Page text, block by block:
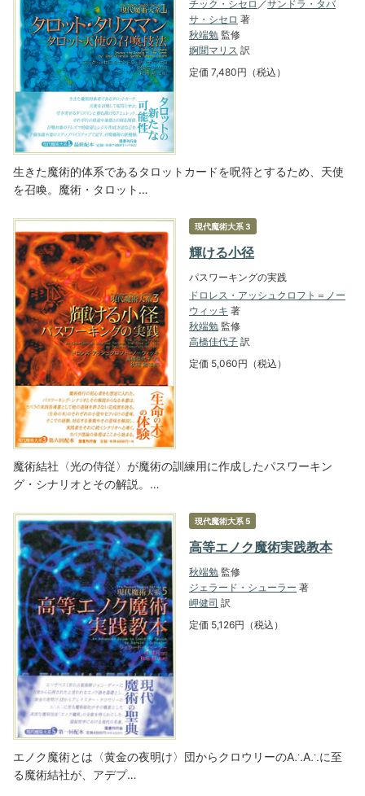
チック・シセロ ／サンドラ・タバ
サ・シセロ 著
秋端勉 監修
婀聞マリス 訳
定価 7,480円（税込）
生きた魔術的体系であるタロットカードを呪符とするため、天使
を召喚。魔術・タロット…
現代魔術大系 3
輝ける小径
パスワーキングの実践
ドロレス・アッシュクロフト＝ノー
ウィッキ 著
秋端勉 監修
高橋佳代子 訳
定価 5,060円（税込）
魔術結社〈光の侍従〉が魔術の訓練用に作成したパスワーキン
グ・シナリオとその解説。…
現代魔術大系 5
高等エノク魔術実践教本
秋端勉 監修
ジェラード・シューラー 著
岬健司 訳
定価 5,126円（税込）
エノク魔術とは〈黄金の夜明け〉団からクロウリーのA∴A∴に至
る魔術結社が、アデプ…